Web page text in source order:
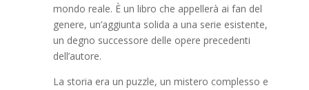
mondo reale. È un libro che appellerà ai fan del
genere, un’aggiunta solida a una serie esistente,
un degno successore delle opere precedenti
dell’autore.
La storia era un puzzle, un mistero complesso e